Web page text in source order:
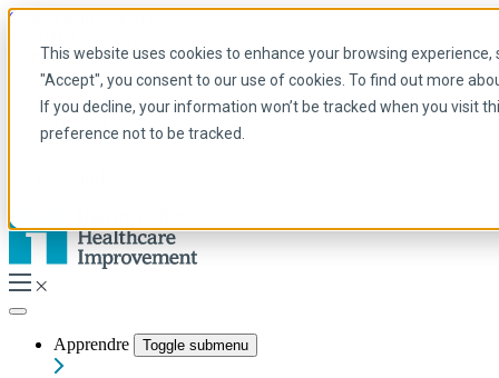
This website uses cookies to enhance your browsing
"Accept", you consent to our use of cookies. To find out more
If you decline, your information won’t be tracked when you visit
preference not to be tracked.
Skip to main content
French
Arabic
Anglais
Français
Apprendre Toggle submenu